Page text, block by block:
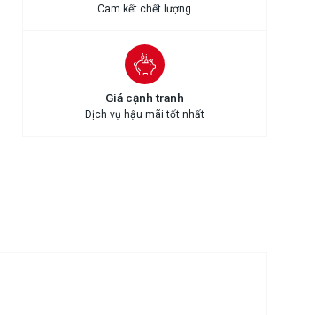
Cam kết chết lượng
Giá cạnh tranh
Dịch vụ hậu mãi tốt nhất